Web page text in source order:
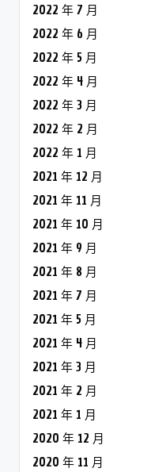
2022 年 7 月
2022 年 6 月
2022 年 5 月
2022 年 4 月
2022 年 3 月
2022 年 2 月
2022 年 1 月
2021 年 12 月
2021 年 11 月
2021 年 10 月
2021 年 9 月
2021 年 8 月
2021 年 7 月
2021 年 5 月
2021 年 4 月
2021 年 3 月
2021 年 2 月
2021 年 1 月
2020 年 12 月
2020 年 11 月